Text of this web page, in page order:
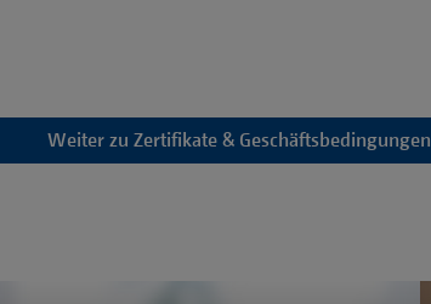
Weiter zu Zertifikate & Geschäftsbedingungen